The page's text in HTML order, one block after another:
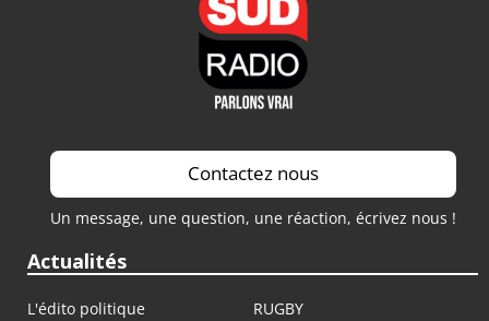
Contactez nous
Un message, une question, une réaction, écrivez nous !
Actualités
L'édito politique
RUGBY